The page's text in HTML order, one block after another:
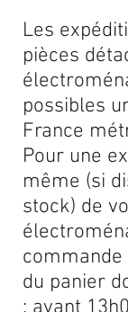
Les
pièces
possibles
France
Pour une
même (si
stock) de
du panier